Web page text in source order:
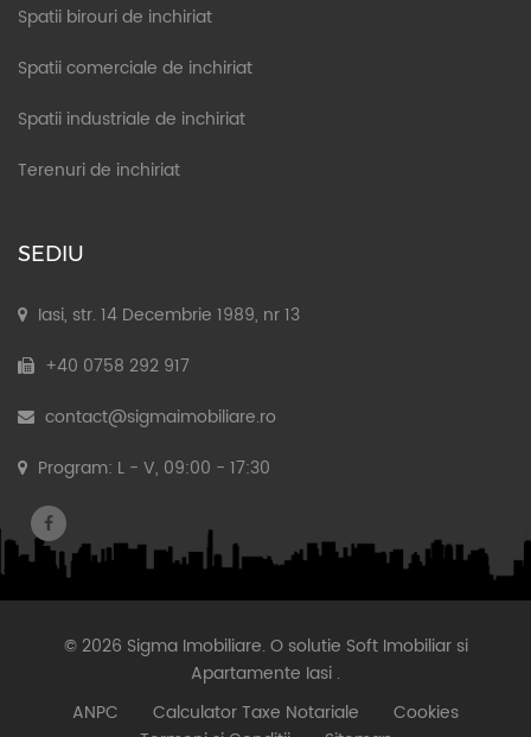
Spatii birouri de inchiriat
Spatii comerciale de inchiriat
Spatii industriale de inchiriat
Terenuri de inchiriat
SEDIU
Iasi, str. 14 Decembrie 1989, nr 13
+40 0758 292 917
contact@sigmaimobiliare.ro
Program: L - V, 09:00 - 17:30
© 2026 Sigma Imobiliare. O solutie Soft Imobiliarsi
Apartamente Iasi .
ANPC
Calculator Taxe Notariale
Cookies